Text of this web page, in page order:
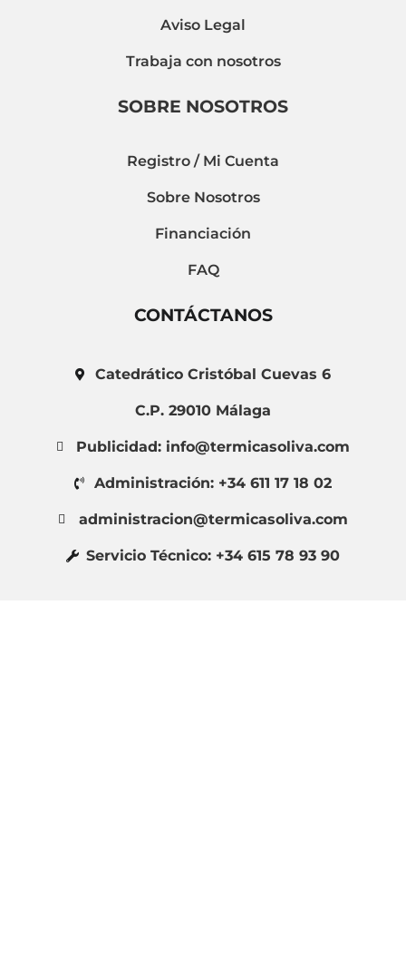
Aviso Legal
Trabaja con nosotros
SOBRE NOSOTROS
Registro / Mi Cuenta
Sobre Nosotros
Financiación
FAQ
CONTÁCTANOS
Catedrático Cristóbal Cuevas 6
C.P. 29010 Málaga
Publicidad: info@termicasoliva.com
Administración: +34 611 17 18 02
administracion@termicasoliva.com
Servicio Técnico: +34 615 78 93 90